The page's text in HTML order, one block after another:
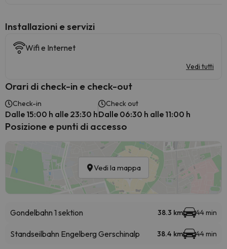
Installazioni e servizi
Wifi e Internet
Vedi tutti
Orari di check-in e check-out
Check-in
Dalle 15:00 h alle 23:30 h
Check out
Dalle 06:30 h alle 11:00 h
Posizione e punti di accesso
Vedi la mappa
Gondelbahn 1 sektion 38.3 km 44 min
Standseilbahn Engelberg Gerschinalp 38.4 km 44 min